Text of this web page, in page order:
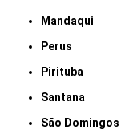
Mandaqui
Perus
Pirituba
Santana
São Domingos